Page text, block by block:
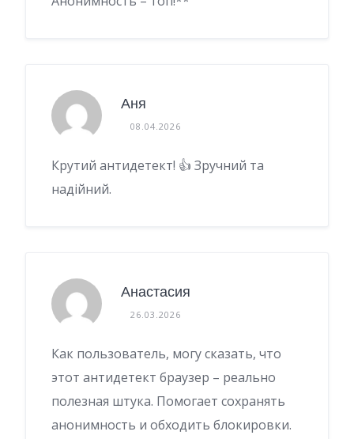
Аня
08.04.2026
Крутий антидетект! 👍 Зручний та
надійний.
Анастасия
26.03.2026
Как пользователь, могу сказать, что
этот антидетект браузер – реально
полезная штука. Помогает сохранять
анонимность и обходить блокировки.